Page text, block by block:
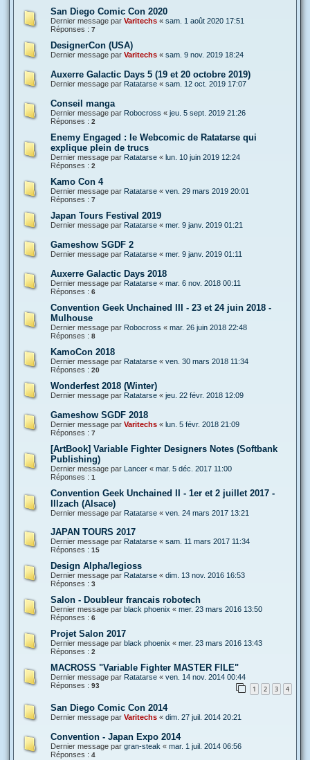
San Diego Comic Con 2020
Dernier message par Varitechs « sam. 1 août 2020 17:51
Réponses : 7
DesignerCon (USA)
Dernier message par Varitechs « sam. 9 nov. 2019 18:24
Auxerre Galactic Days 5 (19 et 20 octobre 2019)
Dernier message par Ratatarse « sam. 12 oct. 2019 17:07
Conseil manga
Dernier message par Robocross « jeu. 5 sept. 2019 21:26
Réponses : 2
Enemy Engaged : le Webcomic de Ratatarse qui
explique plein de trucs
Dernier message par Ratatarse « lun. 10 juin 2019 12:24
Réponses : 2
Kamo Con 4
Dernier message par Ratatarse « ven. 29 mars 2019 20:01
Réponses : 7
Japan Tours Festival 2019
Dernier message par Ratatarse « mer. 9 janv. 2019 01:21
Gameshow SGDF 2
Dernier message par Ratatarse « mer. 9 janv. 2019 01:11
Auxerre Galactic Days 2018
Dernier message par Ratatarse « mar. 6 nov. 2018 00:11
Réponses : 6
Convention Geek Unchained III - 23 et 24 juin 2018 -
Mulhouse
Dernier message par Robocross « mar. 26 juin 2018 22:48
Réponses : 8
KamoCon 2018
Dernier message par Ratatarse « ven. 30 mars 2018 11:34
Réponses : 20
Wonderfest 2018 (Winter)
Dernier message par Ratatarse « jeu. 22 févr. 2018 12:09
Gameshow SGDF 2018
Dernier message par Varitechs « lun. 5 févr. 2018 21:09
Réponses : 7
[ArtBook] Variable Fighter Designers Notes (Softbank
Publishing)
Dernier message par Lancer « mar. 5 déc. 2017 11:00
Réponses : 1
Convention Geek Unchained II - 1er et 2 juillet 2017 -
Illzach (Alsace)
Dernier message par Ratatarse « ven. 24 mars 2017 13:21
JAPAN TOURS 2017
Dernier message par Ratatarse « sam. 11 mars 2017 11:34
Réponses : 15
Design Alpha/legioss
Dernier message par Ratatarse « dim. 13 nov. 2016 16:53
Réponses : 3
Salon - Doubleur francais robotech
Dernier message par black phoenix « mer. 23 mars 2016 13:50
Réponses : 6
Projet Salon 2017
Dernier message par black phoenix « mer. 23 mars 2016 13:43
Réponses : 2
MACROSS "Variable Fighter MASTER FILE"
Dernier message par Ratatarse « ven. 14 nov. 2014 00:44
Réponses : 93 1 2 3 4
San Diego Comic Con 2014
Dernier message par Varitechs « dim. 27 juil. 2014 20:21
Convention - Japan Expo 2014
Dernier message par gran-steak « mar. 1 juil. 2014 06:56
Réponses : 4